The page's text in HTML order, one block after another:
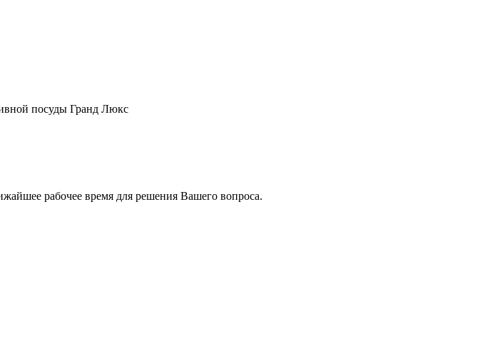
посуды Гранд Люкс
рабочее время для решения Вашего вопроса.